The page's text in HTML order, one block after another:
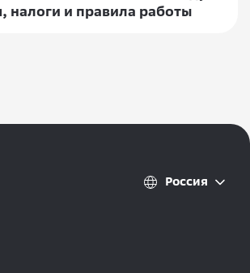
налоги и правила работы
Россия